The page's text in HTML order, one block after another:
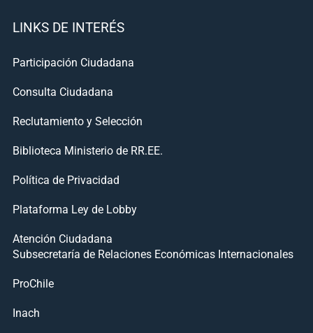
LINKS DE INTERÉS
Participación Ciudadana
Consulta Ciudadana
Reclutamiento y Selección
Biblioteca Ministerio de RR.EE.
Política de Privacidad
Plataforma Ley de Lobby
Atención Ciudadana
Subsecretaría de Relaciones Económicas Internacionales
ProChile
Inach